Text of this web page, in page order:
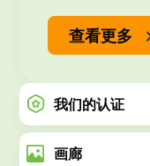
查看更多
我们的认证
画廊